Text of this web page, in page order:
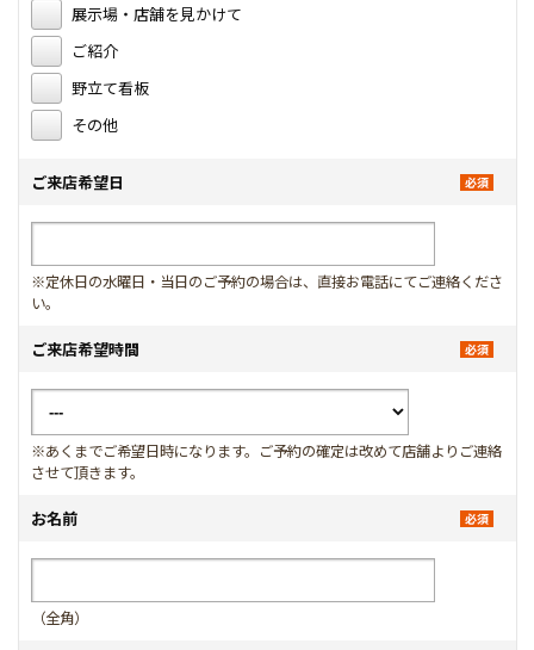
展示場・店舗を見かけて
ご紹介
野立て看板
その他
ご来店希望日
※定休日の水曜日・当日のご予約の場合は、直接お電話にてご連絡くださ
い。
ご来店希望時間
※あくまでご希望日時になります。ご予約の確定は改めて店舗よりご連絡
させて頂きます。
お名前
（全角）